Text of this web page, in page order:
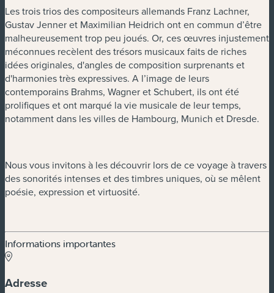
Les trois trios des compositeurs allemands Franz Lachner,
Gustav Jenner et Maximilian Heidrich ont en commun d’être
malheureusement trop peu joués. Or, ces œuvres injustement
méconnues recèlent des trésors musicaux faits de riches
idées originales, d'angles de composition surprenants et
d'harmonies très expressives. A l’image de leurs
contemporains Brahms, Wagner et Schubert, ils ont été
prolifiques et ont marqué la vie musicale de leur temps,
notamment dans les villes de Hambourg, Munich et Dresde.
Nous vous invitons à les découvrir lors de ce voyage à travers
des sonorités intenses et des timbres uniques, où se mêlent
poésie, expression et virtuosité.
Informations importantes
Adresse